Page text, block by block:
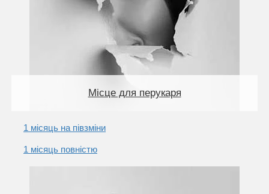
Місце для перукаря
1 місяць на півзміни
1 місяць повністю